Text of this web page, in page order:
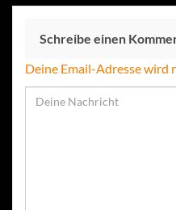
Schreibe einen
Deine Email-Adresse